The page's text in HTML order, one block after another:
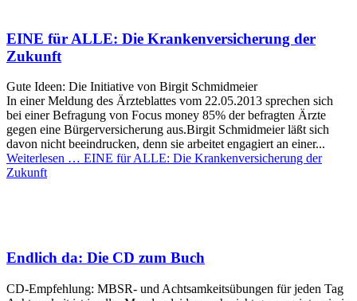
EINE für ALLE: Die Krankenversicherung der
Zukunft
Gute Ideen: Die Initiative von Birgit Schmidmeier
In einer Meldung des Ärzteblattes vom 22.05.2013 sprechen sich
bei einer Befragung von Focus money 85% der befragten Ärzte
gegen eine Bürgerversicherung aus.Birgit Schmidmeier läßt sich
davon nicht beeindrucken, denn sie arbeitet engagiert an einer...
Weiterlesen … EINE für ALLE: Die Krankenversicherung der
Zukunft
Endlich da: Die CD zum Buch
CD-Empfehlung: MBSR- und Achtsamkeitsübungen für jeden Tag